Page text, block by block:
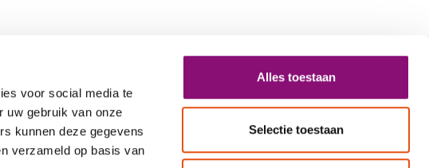
voor social media te
uw gebruik van onze
kunnen deze gegevens
verzameld op basis van
Alles toestaan
Selectie toestaan